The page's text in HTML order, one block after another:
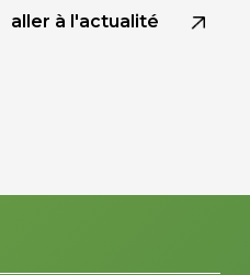
aller à l'actualité